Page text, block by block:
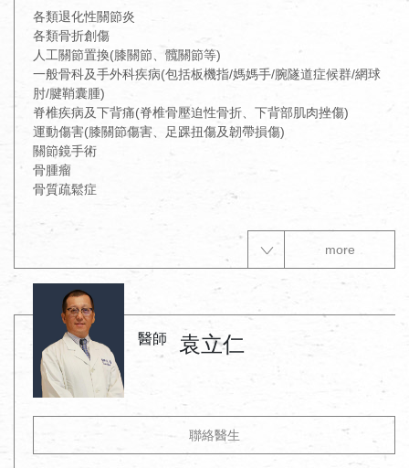
各類退化性關節炎
各類骨折創傷
人工關節置換(膝關節、髖關節等)
一般骨科及手外科疾病(包括板機指/媽媽手/腕隧道症候群/網球
肘/腱鞘囊腫)
脊椎疾病及下背痛(脊椎骨壓迫性骨折、下背部肌肉挫傷)
運動傷害(膝關節傷害、足踝扭傷及韌帶損傷)
關節鏡手術
骨腫瘤
骨質疏鬆症
more
醫師 袁立仁
聯絡醫生